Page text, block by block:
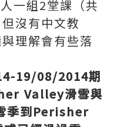
一組2堂課（共
沒有中文教
理解會有些落
19/08/2014期
Valley滑雪與
季到Perisher